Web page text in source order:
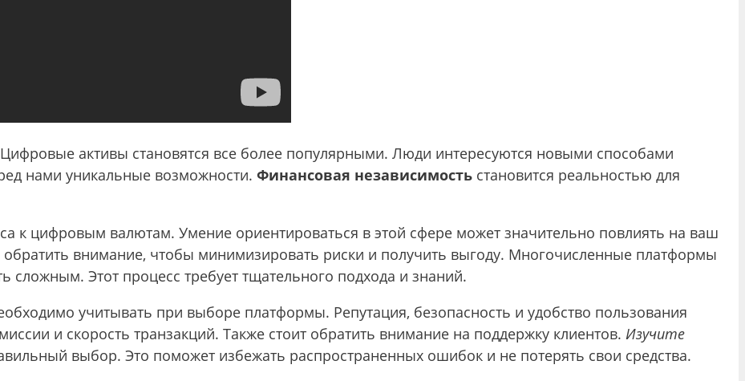
активы становятся все более популярными. Люди интересуются новыми способами
нами уникальные возможности. Финансовая независимость становится реальностью для
к цифровым валютам. Умение ориентироваться в этой сфере может значительно повлиять на ваш
внимание, чтобы минимизировать риски и получить выгоду. Многочисленные платформы
сложным. Этот процесс требует тщательного подхода и знаний.
учитывать при выборе платформы. Репутация, безопасность и удобство пользования
и скорость транзакций. Также стоит обратить внимание на поддержку клиентов. Изучите
выбор. Это поможет избежать распространенных ошибок и не потерять свои средства.